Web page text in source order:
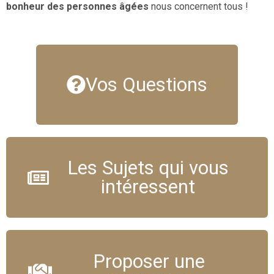
bonheur des personnes âgées nous concernent tous !
Vos Questions
Les Sujets qui vous
intéressent
Proposer une